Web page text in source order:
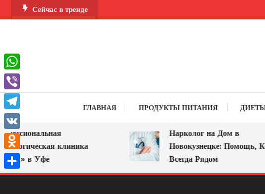
Перейти
к
Сейчас в тренде
ГЛАВНАЯ ПРОДУКТЫ ПИТАНИЯ
клиника
в Уфе
Нарколог на Дом в
Новокузнецке: Помощь,
Всегда Рядом
WhatsApp
Viber
Telegram
VK
Odnoklassniki
Отправить